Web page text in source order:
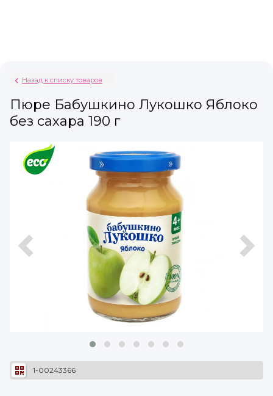
Назад к списку товаров
Пюре Бабушкино Лукошко Яблоко
без сахара 190 г
1-00243366